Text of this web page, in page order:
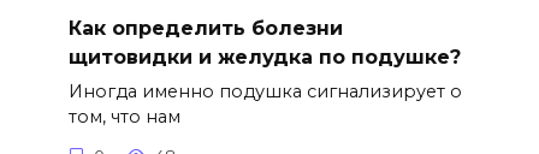
Как определить болезни
щитовидки и желудка по подушке?
Иногда именно подушка сигнализирует о
том, что нам